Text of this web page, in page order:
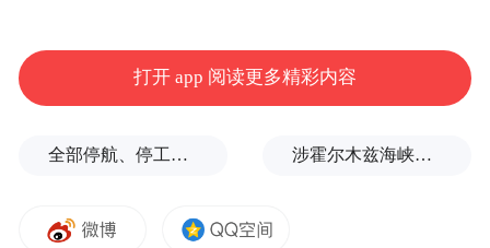
打开 app 阅读更多精彩内容
全部停航、停工，浙江海事局启动沿海Ⅱ级防台应急响应 涉霍尔木兹海峡，伊朗与阿曼被曝达成临时协议框架